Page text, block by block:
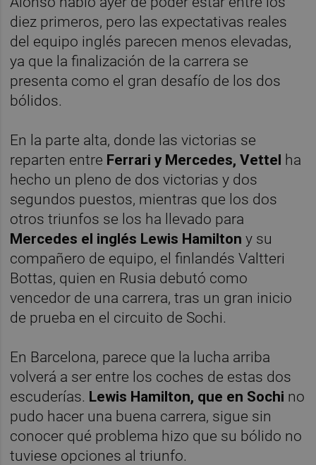
diez primeros, pero las expectativas reales
del equipo inglés parecen menos elevadas,
ya que la finalización de la carrera se
presenta como el gran desafío de los dos
bólidos.
En la parte alta, donde las victorias se
reparten entre Ferrari y Mercedes, Vettel ha
hecho un pleno de dos victorias y dos
segundos puestos, mientras que los dos
otros triunfos se los ha llevado para
Mercedes el inglés Lewis Hamilton y su
compañero de equipo, el finlandés Valtteri
Bottas, quien en Rusia debutó como
vencedor de una carrera, tras un gran inicio
de prueba en el circuito de Sochi.
En Barcelona, parece que la lucha arriba
volverá a ser entre los coches de estas dos
escuderías. Lewis Hamilton, que en Sochi no
pudo hacer una buena carrera, sigue sin
conocer qué problema hizo que su bólido no
tuviese opciones al triunfo.